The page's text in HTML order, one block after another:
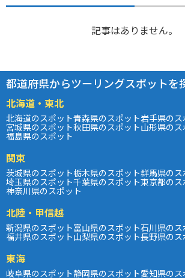
記事はありません。
都道府県からツーリングスポットを
北海道・東北
北海道のスポット青森県のスポット岩手県のス
宮城県のスポット秋田県のスポット山形県のス
福島県のスポット
関東
茨城県のスポット栃木県のスポット群馬県のス
埼玉県のスポット千葉県のスポット東京都のス
神奈川県のスポット
北陸・甲信越
新潟県のスポット富山県のスポット石川県のス
福井県のスポット山梨県のスポット長野県のス
東海
岐阜県のスポット静岡県のスポット愛知県のス